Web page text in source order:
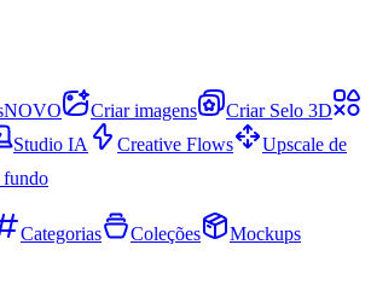
NOVO Criar imagens
Criar Selo 3D
Studio IA Creative Flows
Upscale de
fundo
Categorias Coleções Mockups